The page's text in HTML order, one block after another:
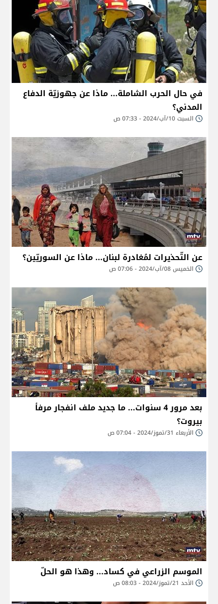
في حال الحرب الشاملة... ماذا عن جهوزيّة الدفاع
المدني؟
السبت 10/آب/2024 - 07:33 ص
عن التّحذيرات لمُغادرة لبنان... ماذا عن السوريّين؟
الخميس 08/آب/2024 - 07:06 ص
بعد مرور 4 سنوات... ما جديد ملف انفجار مرفأ
بيروت؟
الأربعاء 31/تموز/2024 - 07:04 ص
الموسم الزراعي في كساد... وهذا هو الحلّ
الأحد 21/تموز/2024 - 08:03 ص